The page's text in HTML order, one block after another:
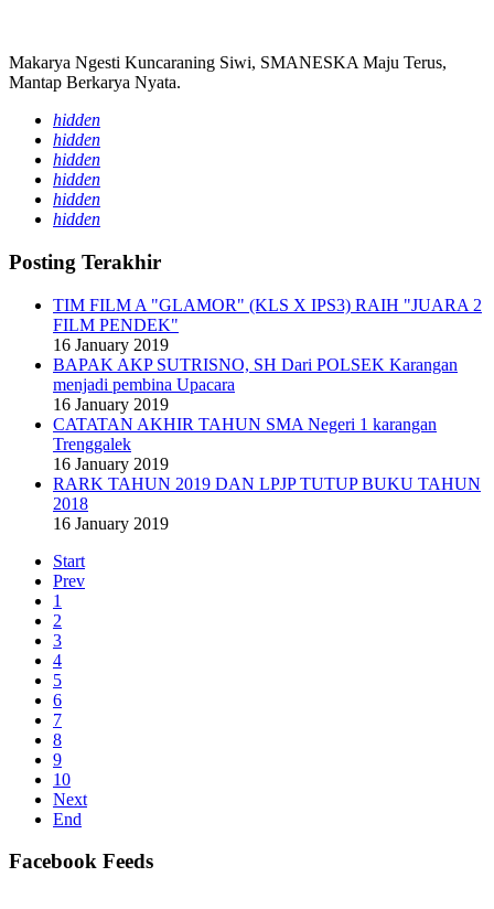
Makarya Ngesti Kuncaraning Siwi, SMANESKA Maju Terus,
Mantap Berkarya Nyata.
hidden
hidden
hidden
hidden
hidden
hidden
Posting Terakhir
TIM FILM A "GLAMOR" (KLS X IPS3) RAIH "JUARA 2
FILM PENDEK"
16 January 2019
BAPAK AKP SUTRISNO, SH Dari POLSEK Karangan
menjadi pembina Upacara
16 January 2019
CATATAN AKHIR TAHUN SMA Negeri 1 karangan
Trenggalek
16 January 2019
RARK TAHUN 2019 DAN LPJP TUTUP BUKU TAHUN
2018
16 January 2019
Start
Prev
1
2
3
4
5
6
7
8
9
10
Next
End
Facebook Feeds